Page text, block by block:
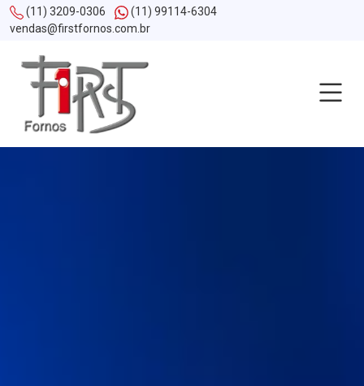
(11) 3209-0306
(11) 99114-6304
vendas@firstfornos.com.br